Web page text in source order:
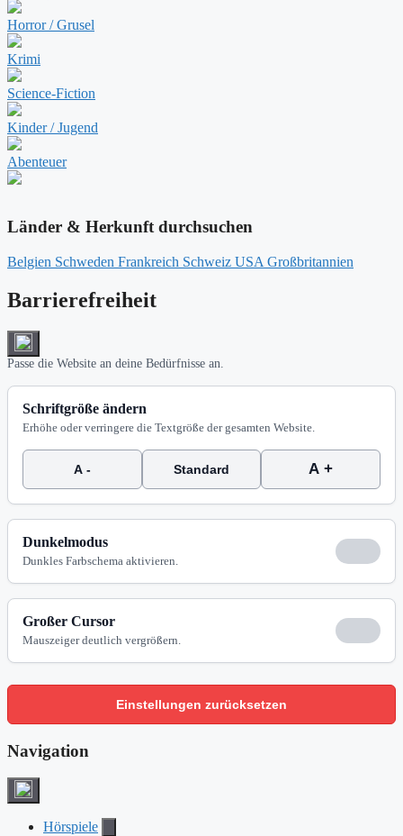
Horror / Grusel
Krimi
Science-Fiction
Kinder / Jugend
Abenteuer
Länder & Herkunft durchsuchen
Belgien Schweden Frankreich Schweiz USA Großbritannien
Barrierefreiheit
Passe die Website an deine Bedürfnisse an.
Schriftgröße ändern
Erhöhe oder verringere die Textgröße der gesamten Website.
A - Standard A +
Dunkelmodus
Dunkles Farbschema aktivieren.
Großer Cursor
Mauszeiger deutlich vergrößern.
Einstellungen zurücksetzen
Navigation
Hörspiele